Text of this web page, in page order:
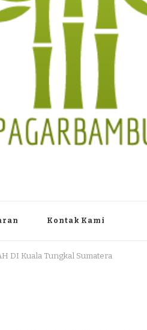
Kontak Kami
DI Kuala Tungkal Sumatera